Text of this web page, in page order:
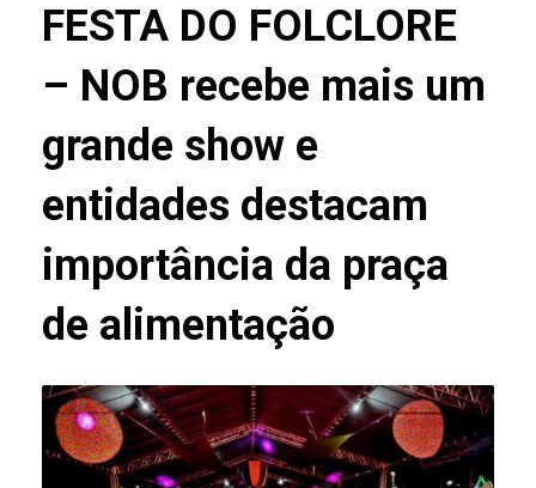
FESTA DO FOLCLORE
– NOB recebe mais um
grande show e
entidades destacam
importância da praça
de alimentação